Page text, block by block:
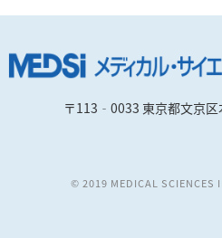
〒113‐0033 東京都文京
© 2019 MEDICAL SCIENCES